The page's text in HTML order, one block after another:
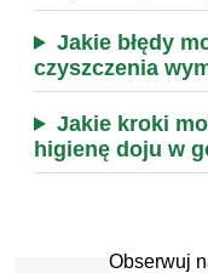
Jakie błędy
czyszczenia
Jakie kroki
higienę doju w
Obserwuj